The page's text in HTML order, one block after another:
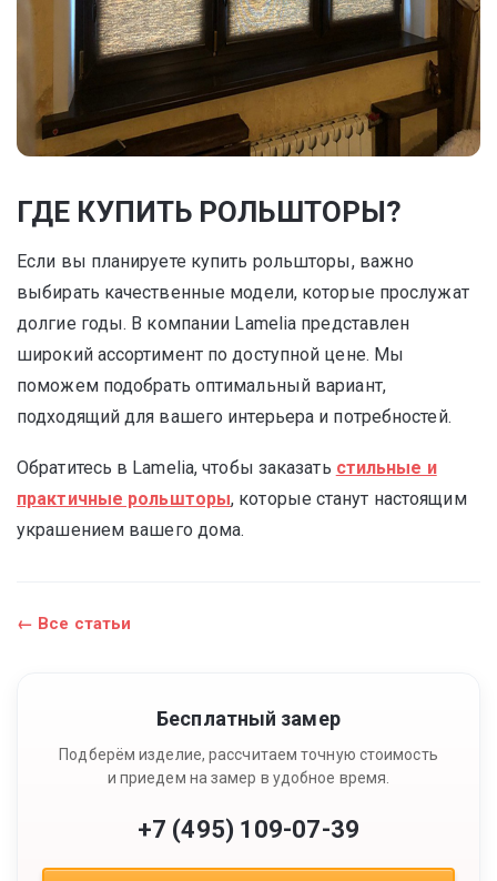
ГДЕ КУПИТЬ РОЛЬШТОРЫ?
Если вы планируете купить рольшторы, важно
выбирать качественные модели, которые прослужат
долгие годы. В компании Lamelia представлен
широкий ассортимент по доступной цене. Мы
поможем подобрать оптимальный вариант,
подходящий для вашего интерьера и потребностей.
Обратитесь в Lamelia, чтобы заказать стильные и
практичные рольшторы, которые станут настоящим
украшением вашего дома.
← Все статьи
Бесплатный замер
Подберём изделие, рассчитаем точную стоимость
и приедем на замер в удобное время.
+7 (495) 109-07-39